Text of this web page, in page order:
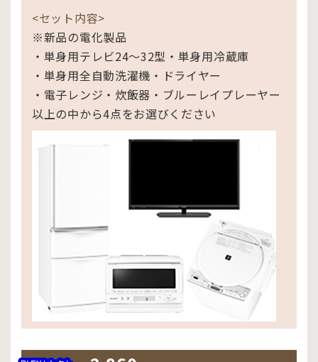
<セット内容>
※新品の電化製品
・単身用テレビ24～32型・単身用冷蔵庫
・単身用全自動洗濯機・ドライヤー
・電子レンジ・炊飯器・ブルーレイプレーヤー
以上の中から4点をお選びください